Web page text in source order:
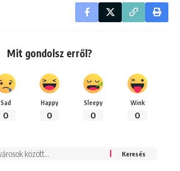
Mit gondolsz erről?
Sad
0
Happy
0
Sleepy
0
Wink
0